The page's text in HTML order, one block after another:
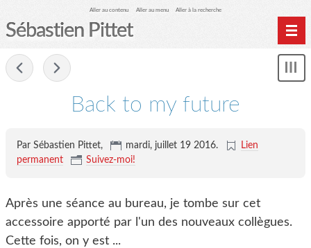
Aller au contenu Aller au menu Aller à la recherche
Sébastien Pittet
Spéléologie
Archives
Back to my future
Par Sébastien Pittet, mardi, juillet 19 2016.
Lien
permanent
Suivez-moi!
Après une séance au bureau, je tombe sur cet
accessoire apporté par l'un des nouveaux collègues.
Cette fois, on y est ...